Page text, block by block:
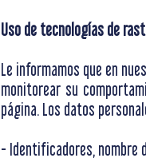
Uso de tecnologías de
Le informamos que en
monitorear su
página. Los datos
- Identificadores, nombre